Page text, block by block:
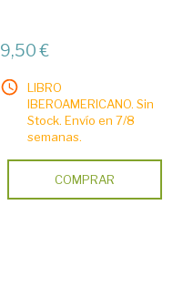
9,50 €
LIBRO
IBEROAMERICANO. Sin
Stock. Envío en 7/8
semanas.
COMPRAR